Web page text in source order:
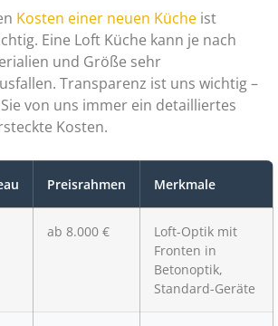
Kosten einer neuen Küche ist
Eine Loft Küche kann je nach
und Größe sehr
Transparenz ist uns wichtig –
von uns immer ein detailliertes
Kosten.
Preisrahmen Merkmale
ab 8.000 €
Loft-Optik mit
Fronten in
Betonoptik,
Standard-Geräte